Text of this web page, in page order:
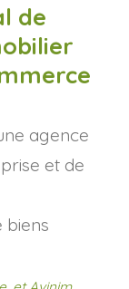
de
agence
et de
biens